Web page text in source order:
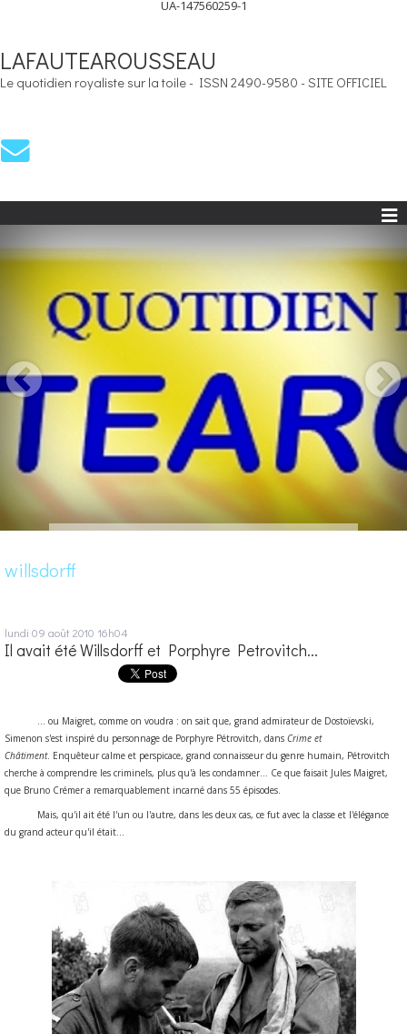
UA-147560259-1
LAFAUTEAROUSSEAU
Le quotidien royaliste sur la toile - ISSN 2490-9580 - SITE OFFICIEL
willsdorff
lundi 09 août 2010 16h04
Il avait été Willsdorff et Porphyre Petrovitch...
... ou Maigret, comme on voudra : on sait que, grand admirateur de Dostoïevski,
Simenon s'est inspiré du personnage de Porphyre Pétrovitch, dans Crime et
Châtiment. Enquêteur calme et perspicace, grand connaisseur du genre humain, Pétrovitch
cherche à comprendre les criminels, plus qu'à les condamner... Ce que faisait Jules Maigret,
que Bruno Crémer a remarquablement incarné dans 55 épisodes.
Mais, qu'il ait été l'un ou l'autre, dans les deux cas, ce fut avec la classe et l'élégance
du grand acteur qu'il était...